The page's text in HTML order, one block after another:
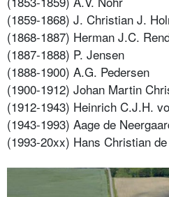
(1859-1868) J. Christian J.
(1868-1887) Herman J.C.
(1887-1888) P. Jensen
(1888-1900) A.G. Pedersen
(1900-1912) Johan Martin
(1912-1943) Heinrich C.J.H.
(1943-1993) Aage de
(1993-20xx) Hans Christian